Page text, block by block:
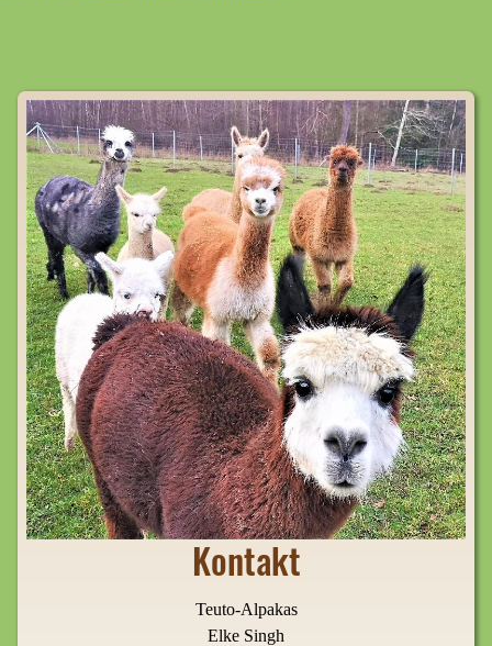
Kontakt
Teuto-Alpakas
Elke Singh